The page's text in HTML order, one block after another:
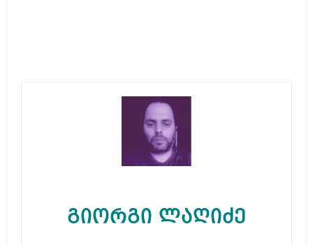
გიორგი ლაღიძე